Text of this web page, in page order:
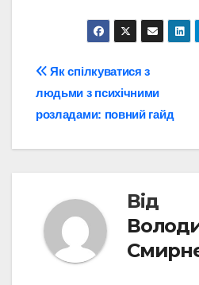
Навігація
записів
Як спілкуватися з
людьми з психічними
розладами: повний гайд
Від